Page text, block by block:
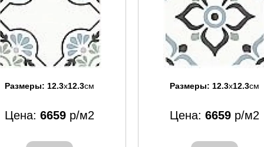
Размеры: 12.3x12.3см
Цена: 6659 р/м2
Размеры: 12.3x12.3см
Цена: 6659 р/м2